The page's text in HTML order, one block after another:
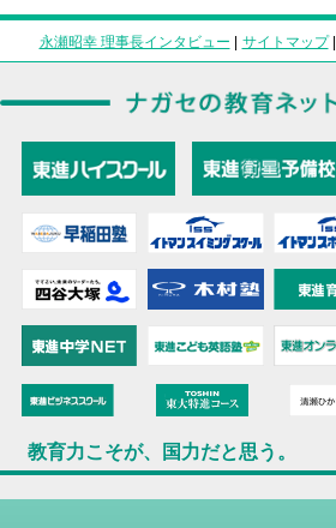
永瀬昭幸 理事長インタビュー | サイトマップ|
教育力こそが、国力だと思う。